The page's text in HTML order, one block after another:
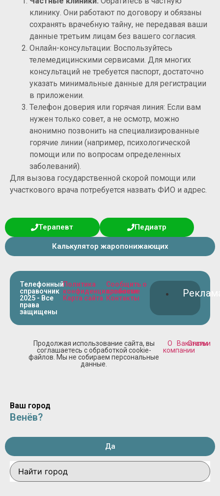
клинику. Они работают по договору и обязаны
сохранять врачебную тайну, не передавая ваши
данные третьим лицам без вашего согласия.
Онлайн-консультации: Воспользуйтесь
телемедицинскими сервисами. Для многих
консультаций не требуется паспорт, достаточно
указать минимальные данные для регистрации
в приложении.
Телефон доверия или горячая линия: Если вам
нужен только совет, а не осмотр, можно
анонимно позвонить на специализированные
горячие линии (например, психологической
помощи или по вопросам определенных
заболеваний).
Для вызова государственной скорой помощи или
участкового врача потребуется назвать ФИО и адрес.
Терапевт Педиатр
Калькулятор жаропонижающих
Телефонный
справочник
2025 - Все
права
защищены
Политика
конфиденциальности
Карта сайта
Сообщить о
проблеме
Контакты
Продолжая использование сайта, вы
соглашаетесь с обработкой cookie-
файлов. Мы не собираем персональные
данные.
О
компании
Вакансии
Статьи
Ваш город
Венёв?
Да